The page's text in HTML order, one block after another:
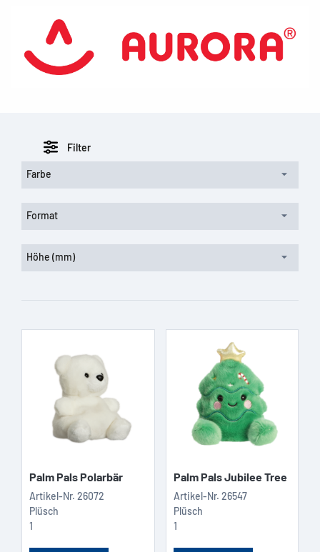
Filter
Farbe
Format
Höhe (mm)
Palm Pals Polarbär
Artikel-Nr. 26072
Plüsch
1
Palm Pals Jubilee Tree
Artikel-Nr. 26547
Plüsch
1